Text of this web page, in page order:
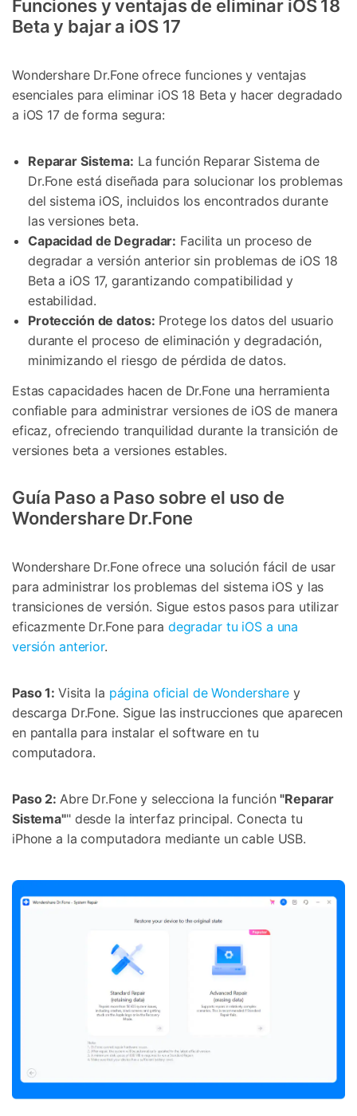
Funciones y ventajas de eliminar iOS 18
Beta y bajar a iOS 17
Wondershare Dr.Fone ofrece funciones y ventajas
esenciales para eliminar iOS 18 Beta y hacer degradado
a iOS 17 de forma segura:
Reparar Sistema: La función Reparar Sistema de
Dr.Fone está diseñada para solucionar los problemas
del sistema iOS, incluidos los encontrados durante
las versiones beta.
Capacidad de Degradar: Facilita un proceso de
degradar a versión anterior sin problemas de iOS 18
Beta a iOS 17, garantizando compatibilidad y
estabilidad.
Protección de datos: Protege los datos del usuario
durante el proceso de eliminación y degradación,
minimizando el riesgo de pérdida de datos.
Estas capacidades hacen de Dr.Fone una herramienta
confiable para administrar versiones de iOS de manera
eficaz, ofreciendo tranquilidad durante la transición de
versiones beta a versiones estables.
Guía Paso a Paso sobre el uso de
Wondershare Dr.Fone
Wondershare Dr.Fone ofrece una solución fácil de usar
para administrar los problemas del sistema iOS y las
transiciones de versión. Sigue estos pasos para utilizar
eficazmente Dr.Fone para degradar tu iOS a una
versión anterior.
Paso 1: Visita la página oficial de Wondershare y
descarga Dr.Fone. Sigue las instrucciones que aparecen
en pantalla para instalar el software en tu
computadora.
Paso 2: Abre Dr.Fone y selecciona la función"Reparar
Sistema"" desde la interfaz principal. Conecta tu
iPhone a la computadora mediante un cable USB.